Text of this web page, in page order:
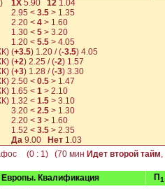
1Х 5.90 12 1.04
2.95 < 3.5 > 1.35
2.20 < 4 > 1.60
1.30 < 5 > 3.20
1.20 < 5.5 > 4.05
(+3.5) 1.20 / (-3.5) 4.05
(+2) 2.25 / (-2) 1.57
(+3) 1.28 / (-3) 3.30
2.50 < 0.5 > 1.47
1.65 < 1 > 2.10
1.32 < 1.5 > 3.10
3.20 < 2.5 > 1.30
2.20 < 3 > 1.60
1.52 < 3.5 > 2.35
Да 9.00 Нет 1.03
(0 : 1) (70 мин Идет второй тайм,
Европы. Квалификация П1